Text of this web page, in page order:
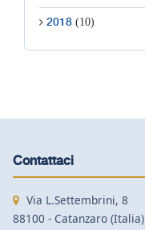
2018 (10)
Contattaci
Via L.Settembrini, 8
88100 - Catanzaro (Italia)